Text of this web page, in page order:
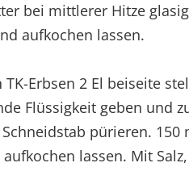
bei mittlerer Hitze
aufkochen lassen.
TK-Erbsen 2 El beiseite
Flüssigkeit geben und
pürieren. 150
lassen. Mit